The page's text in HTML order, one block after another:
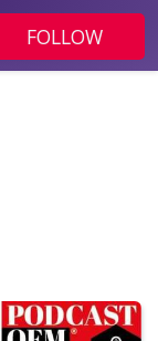
FOLLOW